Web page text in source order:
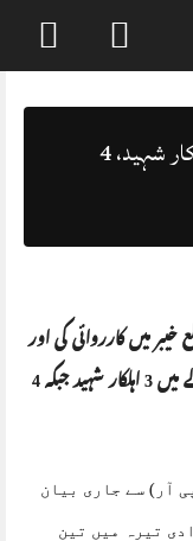
سیکیورٹی فورسز کی کارروائی ،3 اہلکار شہید، 4
میں کارروائی کی اور
اس دوران دہشت گردوں سے فائرنگ کے تبادلے میں 3 اہلکار شہید جبکہ 4
آر) سے جاری بیان
کی وادی تیرہ میں تین